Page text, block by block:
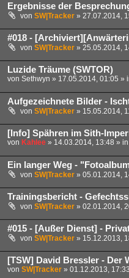
Ergebnisse der
von SW|Tracker» 27.07.2014,
#018 -
von SW|Tracker» 25.05.2014,
Luzide Träume (SWTOR)
von Sethwyn » 17.05.2014, 01:05 »
Aufgezeichnete Bilder -
von SW|Tracker» 15.05.2014,
[Info] Spähren im Sith-
von Kahlee» 14.03.2014, 13:48 » in
Ein langer Weg -
von SW|Tracker» 05.01.2014,
Trainingsbericht -
von SW|Tracker» 02.01.2014,
#015 - [Außer Dienst] -
von SW|Tracker» 15.12.2013,
[TSW] David Bressler - Der
von SW|Tracker» 01.12.2013,